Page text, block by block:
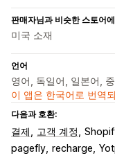
판매자님과 비슷한 스토어
미국 소재
언어
영어, 독일어, 일본어,
이 앱은 한국어로 번역
다음과 호환:
결제 고객 계정
pagefly recharge